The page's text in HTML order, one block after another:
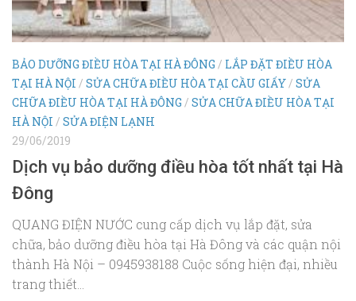
BẢO DƯỠNG ĐIỀU HÒA TẠI HÀ ĐÔNG / LẮP ĐẶT ĐIỀU HÒA
TẠI HÀ NỘI / SỬA CHỮA ĐIỀU HÒA TẠI CẦU GIẤY/ SỬA
CHỮA ĐIỀU HÒA TẠI HÀ ĐÔNG / SỬA CHỮA ĐIỀU HÒA TẠI
HÀ NỘI / SỬA ĐIỆN LẠNH
29/06/2019
Dịch vụ bảo dưỡng điều hòa tốt nhất tại Hà
Đông
QUANG ĐIỆN NƯỚC cung cấp dịch vụ lắp đặt, sửa
chữa, bảo dưỡng điều hòa tại Hà Đông và các quận nội
thành Hà Nội – 0945938188 Cuộc sống hiện đại, nhiều
trang thiết...